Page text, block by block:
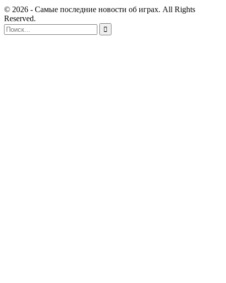
© 2026 - Самые последние новости об играх. All Rights
Reserved.